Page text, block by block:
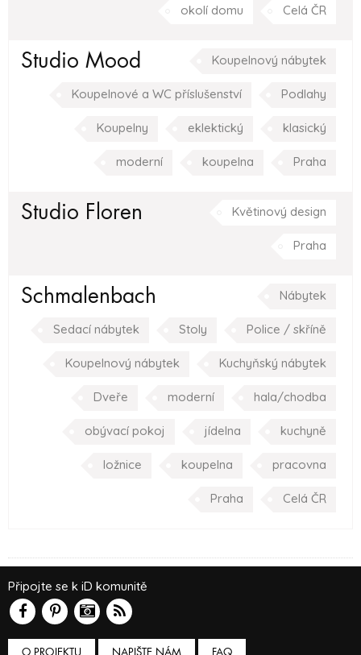
okolí domu Celá ČR
Studio Mood Koupelnový nábytek
Koupelnové a WC příslušenství Podlahy
Koupelny eklektický klasický
moderní koupelna Praha
Studio Floren Květinový design
Praha
Schmalenbach Nábytek
Sedací nábytek Stoly Police / skříně
Koupelnový nábytek Kuchyňský nábytek
Dveře moderní hala/chodba
obývací pokoj jídelna kuchyně
ložnice koupelna pracovna
Praha Celá ČR
O PROJEKTU NAPIŠTE NÁM
Připojte se k iD komunitě
FAQ